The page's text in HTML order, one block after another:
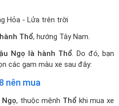
Hỏa - Lửa trên trời
hành Thổ, hướng Tây Nam.
Ngọ là hành Thổ. Do đó, bạn
các gam màu xe sau đây:
nên mua
Ngọ, thuộc mệnh Thổ khi mua xe